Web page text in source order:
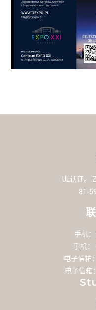
UL认证。
81-
手机
手机：
电子信箱：
电子信箱